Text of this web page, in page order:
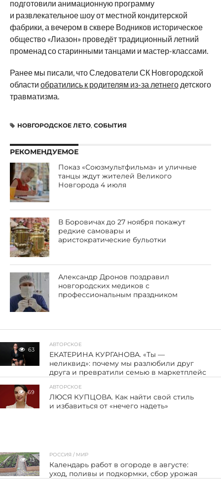
подготовили анимационную программу
и развлекательное шоу от местной кондитерской
фабрики, а вечером в сквере Водников историческое
общество «Лиазон» проведёт традиционный летний
променад со старинными танцами и мастер-классами.
Ранее мы писали, что Следователи СК Новгородской
области обратились к родителям из-за летнегодетского
травматизма.
НОВГОРОДСКОЕ ЛЕТО, СОБЫТИЯ
РЕКОМЕНДУЕМОЕ
Показ «Союзмультфильма» и уличные
танцы ждут жителей Великого
Новгорода 4 июля
В Боровичах до 27 ноября покажут
редкие самовары и
аристократические бульотки
Александр Дронов поздравил
новгородских медиков с
профессиональным праздником
63
АВТОРСКОЕ
ЕКАТЕРИНА КУРГАНОВА. «Ты —
неликвид»: почему мы разлюбили друг
друга и превратили семью в маркетплейс
69
АВТОРСКОЕ
ЛЮСЯ КУПЦОВА. Как найти свой стиль
и избавиться от «нечего надеть»
13
РОССИЯ / МИР
Календарь работ в огороде в августе:
уход, поливы и подкормки, сбор урожая